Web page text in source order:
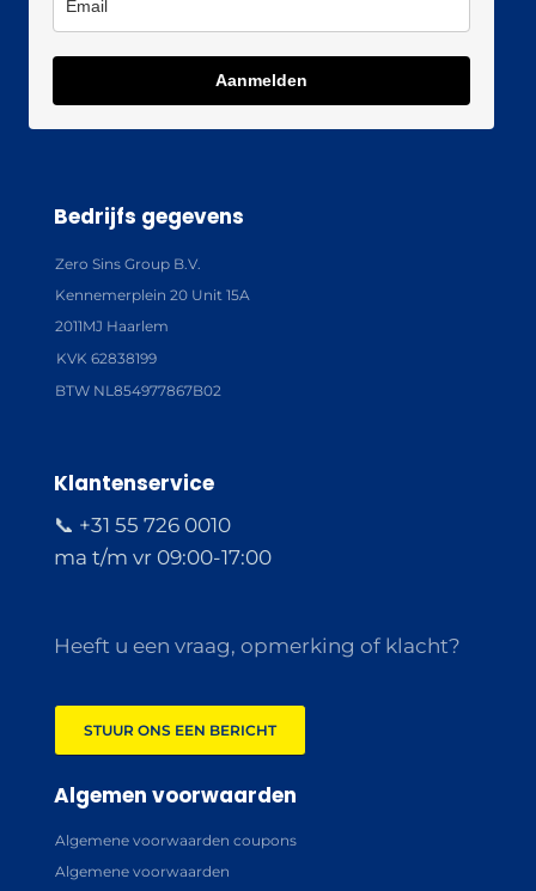
Aanmelden
Bedrijfs gegevens
Zero Sins Group B.V.
Kennemerplein 20 Unit 15A
2011MJ Haarlem
KVK 62838199
BTW NL854977867B02
Klantenservice
📞 +31 55 726 0010
ma t/m vr 09:00-17:00
Heeft u een vraag, opmerking of klacht?
STUUR ONS EEN BERICHT
Algemen voorwaarden
Algemene voorwaarden coupons
Algemene voorwaarden